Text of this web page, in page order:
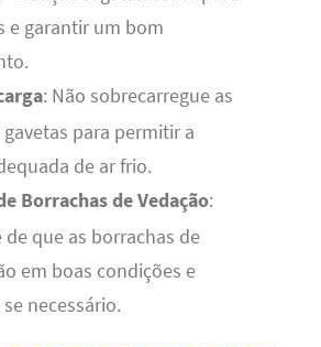
e garantir um bom
: Não sobrecarregue as
para permitir a
de ar frio.
Borrachas de Vedação:
de que as borrachas de
em boas condições e
necessário.